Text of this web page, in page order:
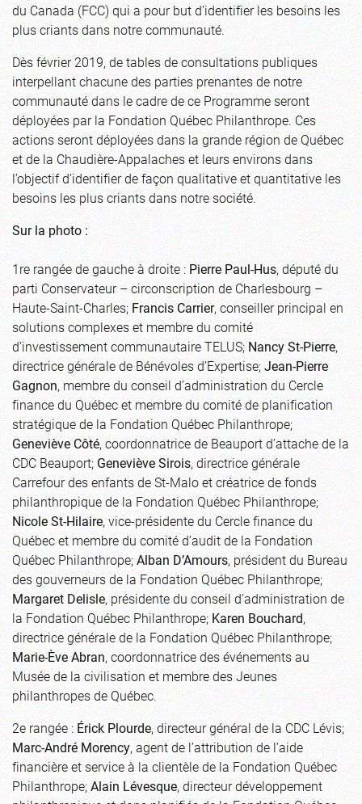
du Canada (FCC) qui a pour but d’identifier les besoins les
plus criants dans notre communauté.
Dès février 2019, de tables de consultations publiques
interpellant chacune des parties prenantes de notre
communauté dans le cadre de ce Programme seront
déployées par la Fondation Québec Philanthrope. Ces
actions seront déployées dans la grande région de Québec
et de la Chaudière-Appalaches et leurs environs dans
l’objectif d’identifier de façon qualitative et quantitative les
besoins les plus criants dans notre société.
Sur la photo :
1re rangée de gauche à droite :Pierre Paul-Hus, député du
parti Conservateur – circonscription de Charlesbourg –
Haute-Saint-Charles;Francis Carrier, conseiller principal en
solutions complexes et membre du comité
d’investissement communautaire TELUS;Nancy St-Pierre,
directrice générale de Bénévoles d’Expertise;Jean-Pierre
Gagnon, membre du conseil d’administration du Cercle
finance du Québec et membre du comité de planification
stratégique de la Fondation Québec Philanthrope;
Geneviève Côté, coordonnatrice de Beauport d’attache de la
CDC Beauport;Geneviève Sirois, directrice générale
Carrefour des enfants de St-Malo et créatrice de fonds
philanthropique de la Fondation Québec Philanthrope;
Nicole St-Hilaire, vice-présidente du Cercle finance du
Québec et membre du comité d’audit de la Fondation
Québec Philanthrope;Alban D’Amours, président du Bureau
des gouverneurs de la Fondation Québec Philanthrope;
Margaret Delisle, présidente du conseil d’administration de
la Fondation Québec Philanthrope;Karen Bouchard,
directrice générale de la Fondation Québec Philanthrope;
Marie-Ève Abran, coordonnatrice des événements au
Musée de la civilisation et membre des Jeunes
philanthropes de Québec.
2e rangée :Érick Plourde, directeur général de la CDC Lévis;
Marc-André Morency, agent de l’attribution de l’aide
financière et service à la clientèle de la Fondation Québec
Philanthrope;Alain Lévesque, directeur développement